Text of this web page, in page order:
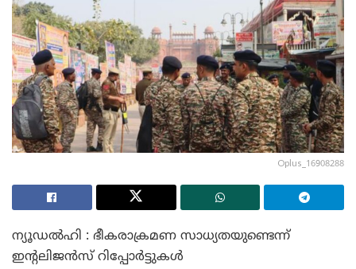
Oplus_16908288
ന്യൂഡൽഹി : ഭീകരാക്രമണ സാധ്യതയുണ്ടെന്ന്
ഇന്റലിജൻസ് റിപ്പോർട്ടുകൾ